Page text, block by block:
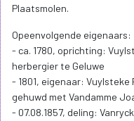
Plaatsmolen.
Opeenvolgende eigenaars:
- ca. 1780, oprichting:
herbergier te Geluwe
- 1801, eigenaar: Vuylsteke
gehuwd met Vandamme
- 07.08.1857, deling: